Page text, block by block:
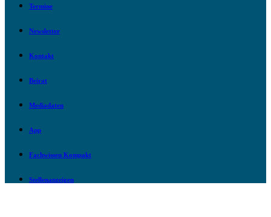
Termine
Newsletter
Kontakt
Beirat
Mediadaten
App
Fachwissen Kompakt
Stellenanzeigen